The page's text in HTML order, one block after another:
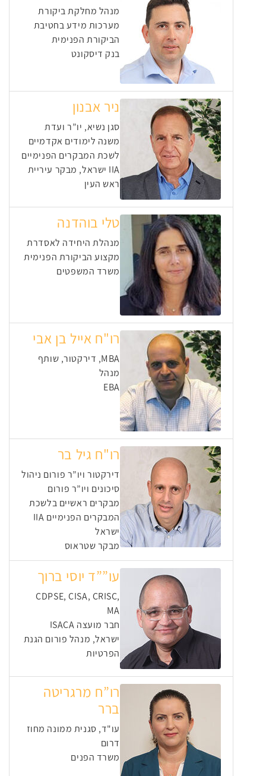
מנהל מחלקת ביקורת
מערכות מידע בחטיבת
הביקורת הפנימית
בנק דיסקונט
ניר אבנון
סגן נשיא, יו”ר ועדת
משנה לימודים אקדמיים
לשכת המבקרים הפנימיים
IIA ישראל, מבקר עיריית
ראש העין
טלי בוהדנה
מנהלת היחידה לאסדרת
מקצוע הביקורת הפנימית
משרד המשפטים
רו"ח אייל בן אבי
MBA, דירקטור, שותף
מנהל
EBA
רו"ח גיל בר
דירקטור ויו”ר פורום ניהול
סיכונים ויו”ר פורום
מבקרים ראשיים בלשכת
המבקרים הפנימיים IIA
ישראל
מבקר שטראוס
עו””ד יוסי ברוך
CDPSE, CISA, CRISC,
MA
חבר מועצה ISACA
ישראל, מנהל פורום הגנת
הפרטיות
רו”ח מרגריטה
ברר
עו"ד, סגנית ממונה מחוז
דרום
משרד הפנים